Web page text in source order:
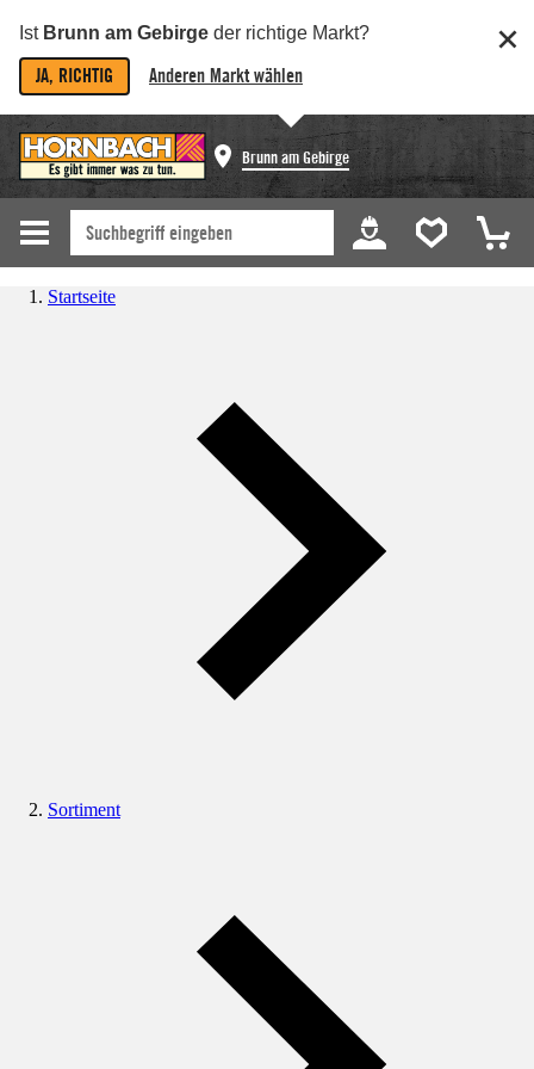
Ist Brunn am Gebirge der richtige Markt?
JA, RICHTIG Anderen Markt wählen
Brunn am Gebirge
Startseite
Sortiment